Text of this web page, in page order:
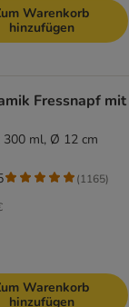
Warenkorb
hinzufügen
Fressnapf mit
300 ml, Ø 12 cm
(1165)
Warenkorb
hinzufügen